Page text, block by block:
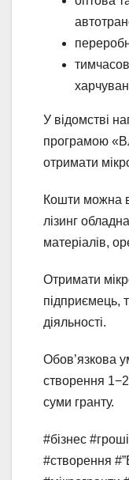
У відомстві
програмою
отримати
Кошти можна
лізинг
матеріалів,
Отримати
підприємець,
діяльності.
Обов’язкова
створення
суми гранту.
#бізнес
#створення